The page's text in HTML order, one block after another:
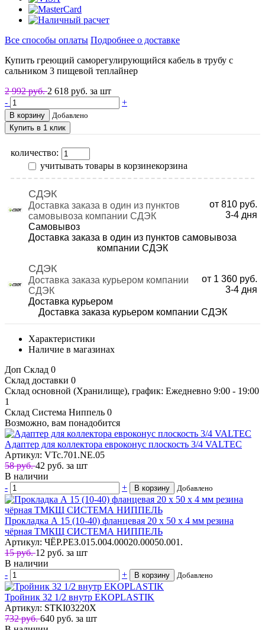
Все способы оплаты Подробнее о доставке
Купить греющий саморегулирующийся кабель в трубу с
сальником 3 пищевой теплайнер
2 992 руб.2 618 руб. за шт
-
+
В корзину
Добавлено
Купить в 1 клик
количество:
учитывать товары в корзинекорзина
СДЭК
Доставка заказа в один из пунктов
самовывоза компании СДЭК
Самовывоз
от 810 руб.
3-4 дня
Доставка заказа в один из пунктов самовывоза
компании СДЭК
СДЭК
Доставка заказа курьером компании
СДЭК
Доставка курьером
от 1 360 руб.
3-4 дня
Доставка заказа курьером компании СДЭК
Характеристики
Наличие в магазинах
Доп Склад 0
Склад доставки 0
Склад основной (Хранилище), график: Ежедневно 9:00 - 19:00
1
Склад Система Ниппель 0
Возможно, вам понадобится
Адаптер для коллектора евроконус плоскость 3/4 VALTEC
Артикул: VTc.701.NE.05
58 руб.42 руб. за шт
В наличии
-
+ В корзину Добавлено
Прокладка А 15 (10-40) фланцевая 20 х 50 х 4 мм резина
чёрная ТМКЩ СИСТЕМА НИППЕЛЬ
Артикул: ЧЁР.РЕЗ.015.004.00020.00050.001.
15 руб.12 руб. за шт
В наличии
-
+ В корзину Добавлено
Тройник 32 1/2 внутр EKOPLASTIK
Артикул: STKI03220X
732 руб.640 руб. за шт